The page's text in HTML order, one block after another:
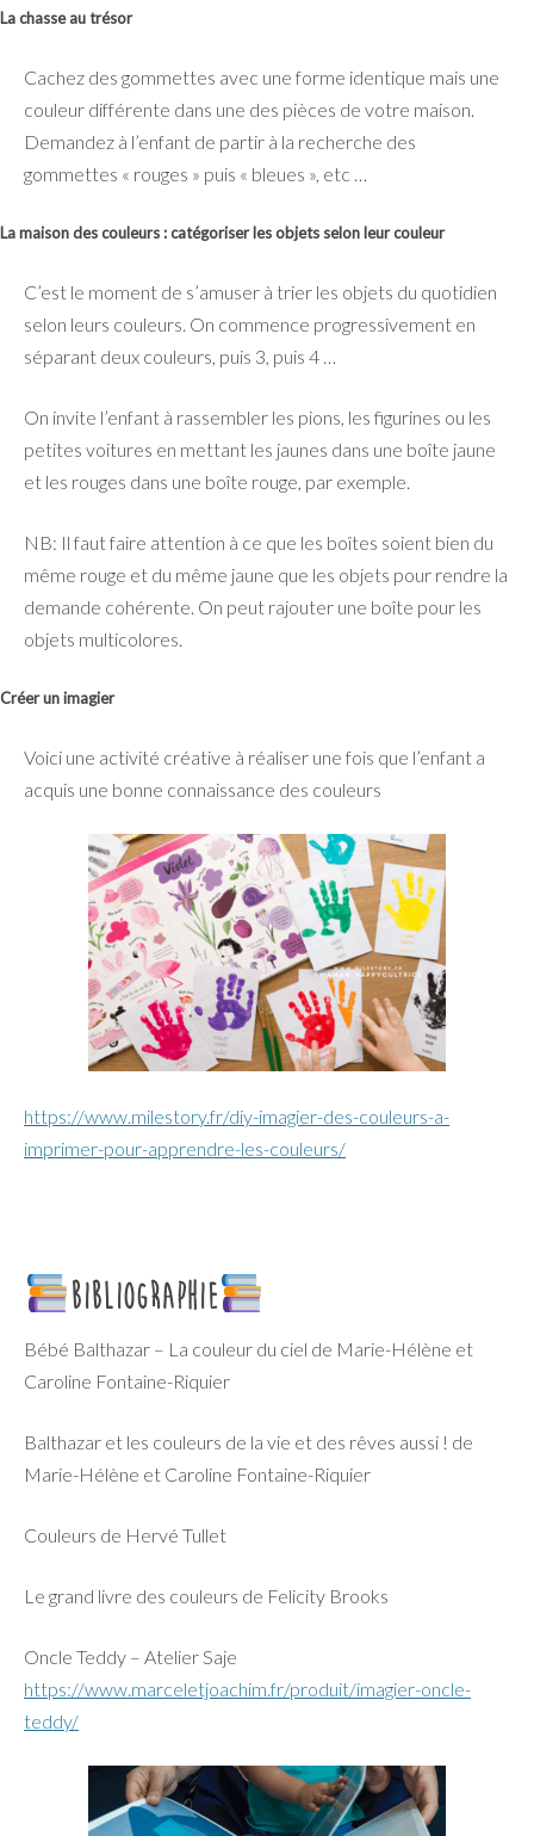
La chasse au trésor
Cachez des gommettes avec une forme identique mais une
couleur différente dans une des pièces de votre maison.
Demandez à l’enfant de partir à la recherche des
gommettes « rouges » puis « bleues », etc …
La maison des couleurs : catégoriser les objets selon leur couleur
C’est le moment de s’amuser à trier les objets du quotidien
selon leurs couleurs. On commence progressivement en
séparant deux couleurs, puis 3, puis 4 …
On invite l’enfant à rassembler les pions, les figurines ou les
petites voitures en mettant les jaunes dans une boîte jaune
et les rouges dans une boîte rouge, par exemple.
NB: Il faut faire attention à ce que les boîtes soient bien du
même rouge et du même jaune que les objets pour rendre la
demande cohérente. On peut rajouter une boîte pour les
objets multicolores.
Créer un imagier
Voici une activité créative à réaliser une fois que l’enfant a
acquis une bonne connaissance des couleurs
https://www.milestory.fr/diy-imagier-des-couleurs-a-
imprimer-pour-apprendre-les-couleurs/
BIBLIOGRAPHIE
Bébé Balthazar – La couleur du ciel de Marie-Hélène et
Caroline Fontaine-Riquier
Balthazar et les couleurs de la vie et des rêves aussi ! de
Marie-Hélène et Caroline Fontaine-Riquier
Couleurs de Hervé Tullet
Le grand livre des couleurs de Felicity Brooks
Oncle Teddy – Atelier Saje
https://www.marceletjoachim.fr/produit/imagier-oncle-
teddy/